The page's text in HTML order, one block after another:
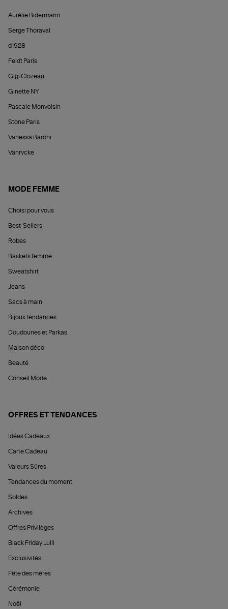
Aurélie Bidermann
Serge Thoraval
d1928
Feidt Paris
Gigi Clozeau
Ginette NY
Pascale Monvoisin
Stone Paris
Vanessa Baroni
Vanrycke
MODE FEMME
Choisi pour vous
Best-Sellers
Robes
Baskets femme
Sweatshirt
Jeans
Sacs à main
Bijoux tendances
Doudounes et Parkas
Maison déco
Beauté
Conseil Mode
OFFRES ET TENDANCES
Idées Cadeaux
Carte Cadeau
Valeurs Sûres
Tendances du moment
Soldes
Archives
Offres Privilèges
Black Friday Lulli
Exclusivités
Fête des mères
Cérémonie
Noël